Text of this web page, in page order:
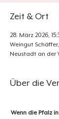
Zeit & Ort
28. März 2026,
Weingut
Neustadt an der
Über die
Wenn die Pfalz